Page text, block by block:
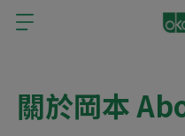
關於岡本